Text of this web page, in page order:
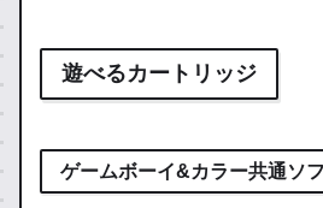
遊べるカートリッジ
ゲームボーイ&カラー共通ソ